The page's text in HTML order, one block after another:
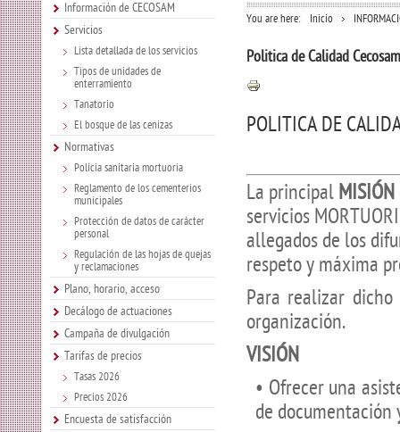
Información de CECOSAM
Servicios
Lista detallada de los servicios
Tipos de unidades de
enterramiento
Tanatorio
El bosque de las cenizas
Normativas
Polícia sanitaria mortuoria
Reglamento de los cementerios
municipales
Protección de datos de carácter
personal
Regulación de las hojas de quejas
y reclamaciones
Plano, horario, acceso
Decálogo de actuaciones
Campaña de divulgación
Tarifas de precios
Tasas 2026
Precios 2026
Encuesta de satisfacción
You are here: Inicio
Politica de Calidad
POLITICA DE
La principal MISIÓN
servicios
allegados de los
respeto y máxima
Para realizar
organización.
VISIÓN
• Ofrecer una
de documentación